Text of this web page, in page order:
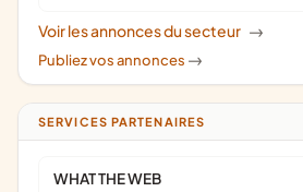
Voir les annonces du secteur ->
Publiez vos annonces ->
SERVICES PARTENAIRES
WHAT THE WEB